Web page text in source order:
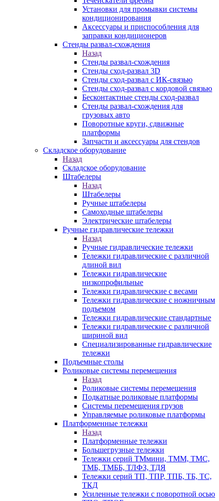
Установки для промывки системы
кондиционирования
Аксессуары и приспособления для
заправки кондиционеров
Стенды развал-схождения
Назад
Стенды развал-схождения
Стенды сход-развал 3D
Стенды сход-развал с ИК-связью
Стенды сход-развал с кордовой связью
Бесконтактные стенды сход-развал
Стенды развал-схождения для
грузовых авто
Поворотные круги, сдвижные
платформы
Запчасти и аксессуары для стендов
Складское оборудование
Назад
Складское оборудование
Штабелеры
Назад
Штабелеры
Ручные штабелеры
Самоходные штабелеры
Электрические штабелеры
Ручные гидравлические тележки
Назад
Ручные гидравлические тележки
Тележки гидравлические с различной
длиной вил
Тележки гидравлические
низкопрофильные
Тележки гидравлические с весами
Тележки гидравлические с ножничным
подъемом
Тележки гидравлические стандартные
Тележки гидравлические с различной
шириной вил
Специализированные гидравлические
тележки
Подъемные столы
Роликовые системы перемещения
Назад
Роликовые системы перемещения
Подкатные роликовые платформы
Системы перемещения грузов
Управляемые роликовые платформы
Платформенные тележки
Назад
Платформенные тележки
Большегрузные тележки
Тележки серий ТМмини, ТММ, ТМС,
ТМБ, ТМББ, ТЛФЗ, ТДЯ
Тележки серий ТП, ТПР, ТПБ, ТБ, ТС,
ТКД
Усиленные тележки с поворотной осью